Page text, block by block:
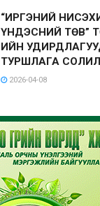
“ИРГЭНИЙ
ҮНДЭСНИЙ ТӨВ”
ИЙН
ТУРШЛАГА
2026-04-08